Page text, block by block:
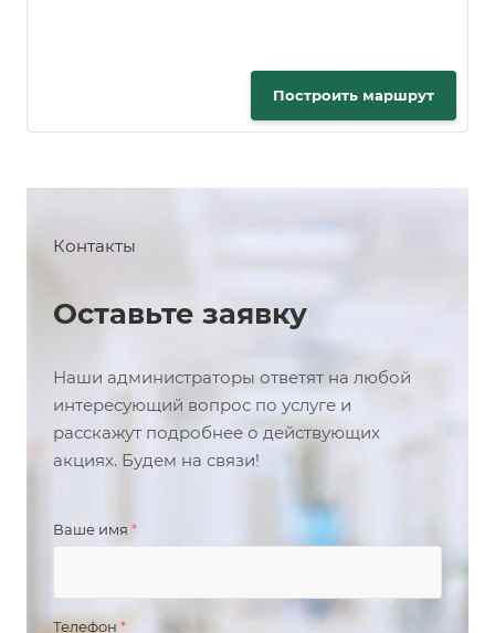
Построить маршрут
Контакты
Оставьте заявку
Наши администраторы ответят на любой
интересующий вопрос по услуге и
расскажут подробнее о действующих
акциях. Будем на связи!
Ваше имя *
Телефон *